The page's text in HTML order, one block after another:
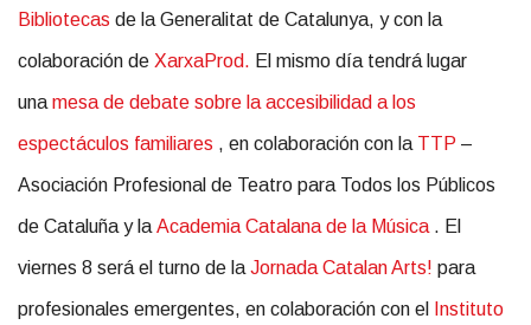
Bibliotecas de la Generalitat de Catalunya, y con la
colaboración de XarxaProd. El mismo día tendrá lugar
una mesa de debate sobre la accesibilidad a los
espectáculos familiares , en colaboración con la TTP –
Asociación Profesional de Teatro para Todos los Públicos
de Cataluña y la Academia Catalana de la Música . El
viernes 8 será el turno de la Jornada Catalan Arts! para
profesionales emergentes, en colaboración con el Instituto